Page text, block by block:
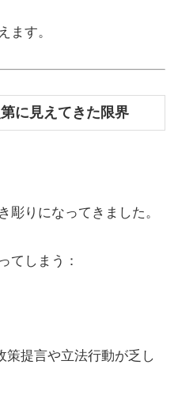
ます。
に見えてきた限界
彫りになってきました。
てしまう：
策提言や立法行動が乏し